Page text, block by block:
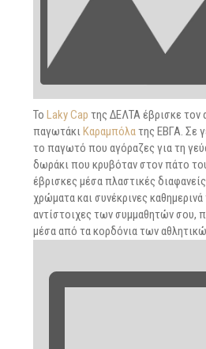
Το Laky Cap της ΔΕΛΤΑ έβρισκε τον
παγωτάκιΚαραμπόλατης ΕΒΓΑ. Σε
το παγωτό που αγόραζες για τη
δωράκι που κρυβόταν στον πάτο
έβρισκες μέσα πλαστικές
χρώματα και συνέκρινες
αντίστοιχες των συμμαθητών σου,
μέσα από τα κορδόνια των